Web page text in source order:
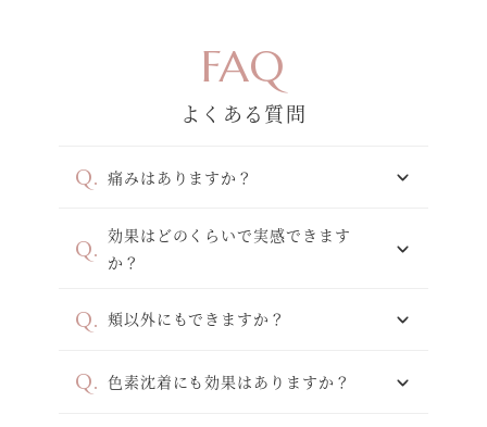
FAQ
よくある質問
痛みはありますか？
効果はどのくらいで実感できます
か？
頬以外にもできますか？
色素沈着にも効果はありますか？